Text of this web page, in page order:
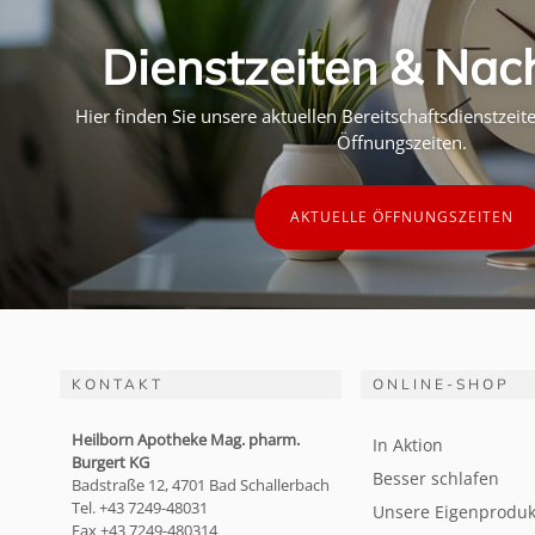
Dienstzeiten &
Hier finden Sie unsere aktuellen
Öffnungszeiten.
AKTUELLE ÖFFNUNGSZEITEN
KONTAKT
Heilborn Apotheke Mag. pharm.
Burgert KG
Badstraße 12, 4701 Bad Schallerbach
Tel. +43 7249-48031
Fax +43 7249-480314
ONLINE-SHOP
In Aktion
Besser schlafen
Unsere